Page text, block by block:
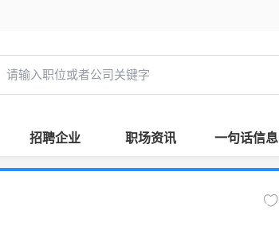
招聘企业 职场资讯 一句话信息